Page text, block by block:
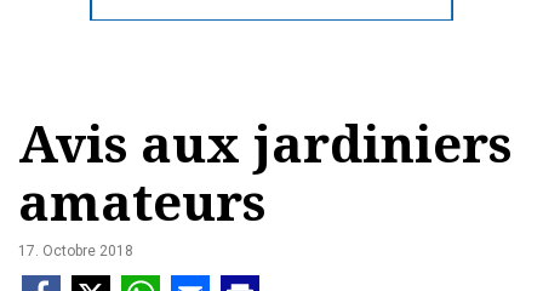
Avis aux jardiniers
amateurs
17. Octobre 2018